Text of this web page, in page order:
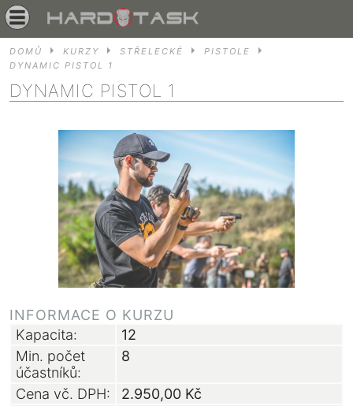
DOMŮ KURZY STŘELECKÉ
PISTOLE
DYNAMIC PISTOL 1
DYNAMIC PISTOL 1
INFORMACE O KURZU
Kapacita:
12
Min. počet
účastníků:
8
Cena vč. DPH: 2.950,00 Kč